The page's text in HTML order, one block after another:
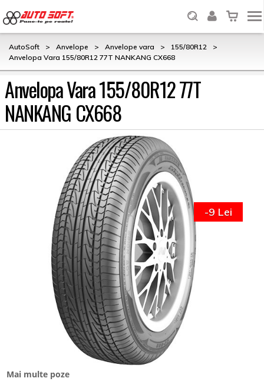
AutoSoft > Anvelope > Anvelope vara > 155/80R12
>
Anvelopa Vara 155/80R12 77T NANKANG CX668
Anvelopa Vara 155/80R12 77T
NANKANG CX668
Mai multe poze
-9 Lei